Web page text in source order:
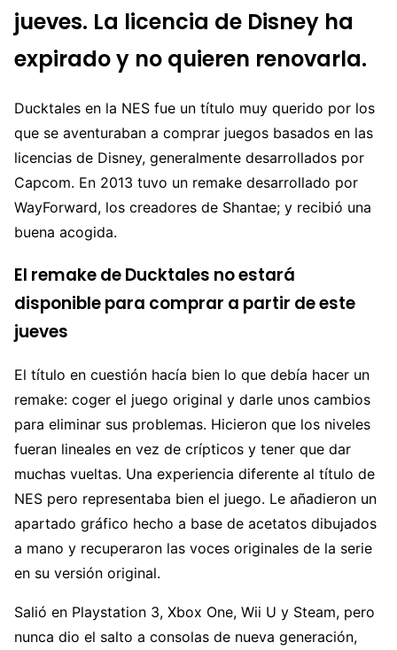
jueves. La licencia de Disney ha
expirado y no quieren renovarla.
Ducktales en la NES fue un título muy querido por los
que se aventuraban a comprar juegos basados en las
licencias de Disney, generalmente desarrollados por
Capcom. En 2013 tuvo un remake desarrollado por
WayForward, los creadores de Shantae; y recibió una
buena acogida.
El remake de Ducktales no estará
disponible para comprar a partir de este
jueves
El título en cuestión hacía bien lo que debía hacer un
remake: coger el juego original y darle unos cambios
para eliminar sus problemas. Hicieron que los niveles
fueran lineales en vez de crípticos y tener que dar
muchas vueltas. Una experiencia diferente al título de
NES pero representaba bien el juego. Le añadieron un
apartado gráfico hecho a base de acetatos dibujados
a mano y recuperaron las voces originales de la serie
en su versión original.
Salió en Playstation 3, Xbox One, Wii U y Steam, pero
nunca dio el salto a consolas de nueva generación,